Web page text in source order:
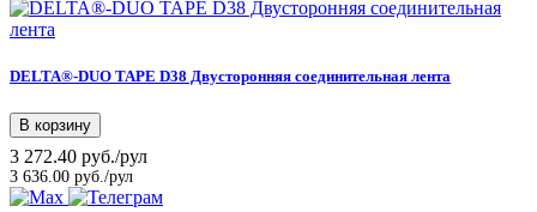
DELTA®-DUO TAPE D38 Двусторонняя соединительная лента
В корзину
3 272.40 руб./рул
3 636.00 руб./рул